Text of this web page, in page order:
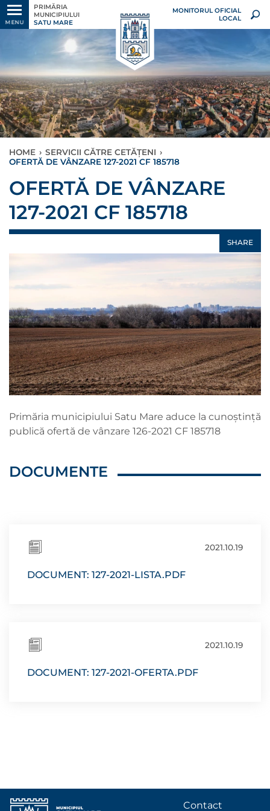
MENU
PRIMĂRIA
MUNICIPIULUI
SATU MARE
MONITORUL OFICIAL
LOCAL
HOME › SERVICII CĂTRE CETĂȚENI ›
OFERTĂ DE VÂNZARE 127-2021 CF 185718
OFERTĂ DE VÂNZARE
127-2021 CF 185718
SHARE
Primăria municipiului Satu Mare aduce la cunoștință
publică ofertă de vânzare 126-2021 CF 185718
DOCUMENTE
2021.10.19
DOCUMENT: 127-2021-LISTA.PDF
2021.10.19
DOCUMENT: 127-2021-OFERTA.PDF
Contact